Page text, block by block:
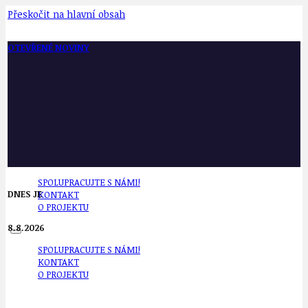
Přeskočit na hlavní obsah
OTEVŘENÉ NOVINY
SPOLUPRACUJTE S NÁMI!
KONTAKT
O PROJEKTU
SPOLUPRACUJTE S NÁMI!
KONTAKT
O PROJEKTU
DNES JE
8.8.2026